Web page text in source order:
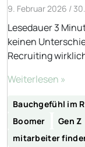
9. Februar 2026 /
Lesedauer 3
keinen
Recruiting
Weiterlesen »
Bauchgefühl im
Boomer
Gen Z
mitarbeiter